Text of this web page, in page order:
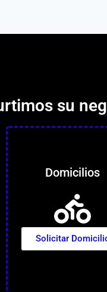
su
Domicilios
Solicitar